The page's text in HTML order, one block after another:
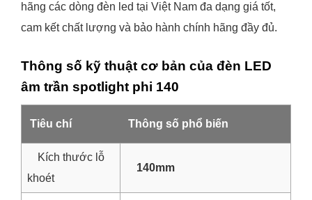
hãng các dòng đèn led tại Việt Nam đa dạng giá tốt,
cam kết chất lượng và bảo hành chính hãng đầy đủ.
Thông số kỹ thuật cơ bản của đèn LED
âm trần spotlight phi 140
Tiêu chí Thông số phổ biến
Kích thước lỗ
khoét
140mm